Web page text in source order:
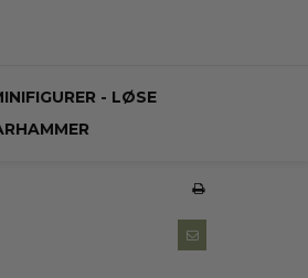
- LØSE